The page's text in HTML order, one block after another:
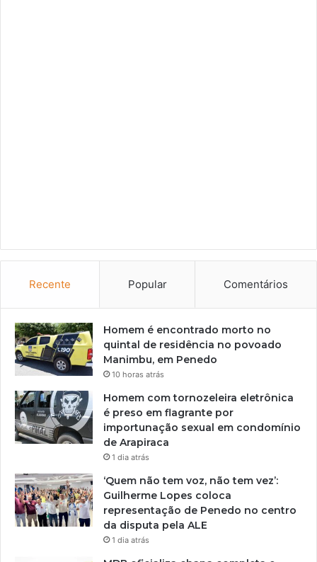
Recente Popular Comentários
Homem é encontrado morto no
quintal de residência no povoado
Manimbu, em Penedo
10 horas atrás
Homem com tornozeleira eletrônica
é preso em flagrante por
importunação sexual em condomínio
de Arapiraca
1 dia atrás
‘Quem não tem voz, não tem vez’:
Guilherme Lopes coloca
representação de Penedo no centro
da disputa pela ALE
1 dia atrás